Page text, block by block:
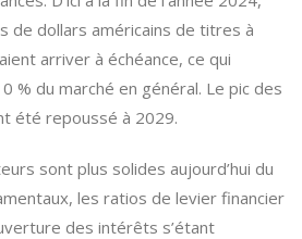
de dollars américains de titres à
arriver à échéance, ce qui
% du marché en général. Le pic des
été repoussé à 2029.
sont plus solides aujourd’hui du
les ratios de levier financier
des intérêts s’étant